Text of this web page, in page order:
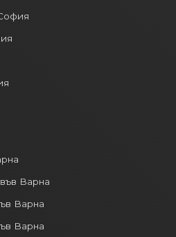
Варна
Варна
Варна